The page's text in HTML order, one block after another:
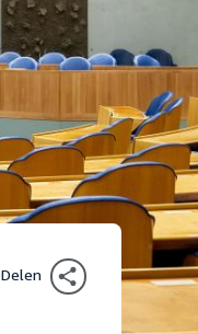
Delen